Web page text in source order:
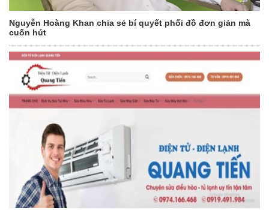
Nguyễn Hoàng Khan chia sẻ bí quyết phối đồ đơn giản mà
cuốn hút